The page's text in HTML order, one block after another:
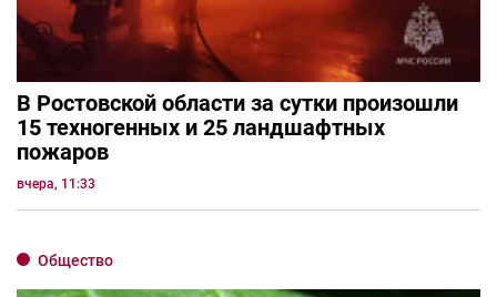
В Ростовской области за сутки произошли
15 техногенных и 25 ландшафтных
пожаров
вчера, 11:33
Общество